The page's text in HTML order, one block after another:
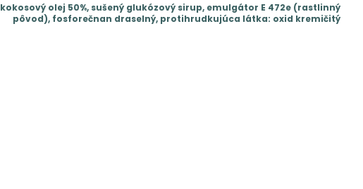
kokosový olej 50%, sušený glukózový sirup, emulgátor E 472e (rastlinný
pôvod), fosforečnan draselný, protihrudkujúca látka: oxid kremičitý